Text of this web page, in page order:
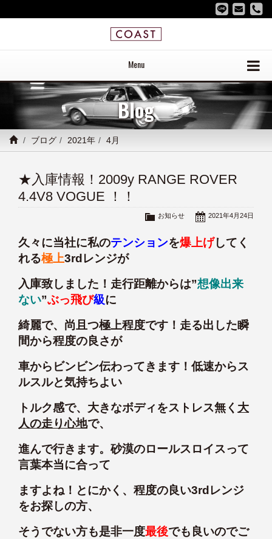
Menu
Blog
ブログ 2021年 4月
★入庫情報！2009y RANGE ROVER
4.4V8 VOGUE ！！
2021年4月24日
お知らせ
久々に当社に私のテンションを爆上げしてく
れる極上3rdレンジが
入庫致しました！走行距離からは”想像出来
ない”ぶっ飛び級に
綺麗で、尚且つ極上程度です！走る出した瞬
間から程度の良さが
車からビンビン伝わってきます！低速からス
ルスルと気持ちよい
トルク感で、大きなボディをストレス無く 大
人の走り心地で、
進んで行きます。砂漠のロールスロイスって
言葉本当に合って
ますよね！とにかく、程度の良い3rdレンジ
をお探しの方、
そうでない方も是非一度最後でも良いのでご